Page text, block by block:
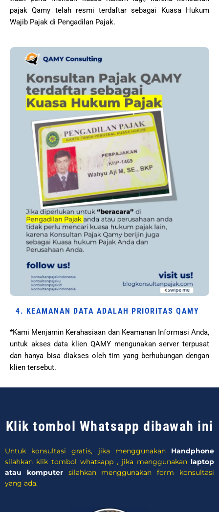
pajak Qamy telah resmi terdaftar sebagai Kuasa Hukum
Wajib Pajak di Pengadilan Pajak.
4. KEAMANAN DATA ADALAH PRIORITAS QAMY
*Kami Menjamin Kerahasiaan dan Keamanan Informasi Anda,
untuk akses data klien QAMY mengunakan server terpusat
dan hanya bisa diakses oleh tim yang berhubungan dengan
klien tersebut.
Klik tombol Whatsapp dibawah ini
Untuk konsultasi gratis, jika menggunakan Handphone
silahkan klik tombol whatsapp , jika menggunakan laptop
atau komputersilahkan menggunakan form konsultasi
yang ada.